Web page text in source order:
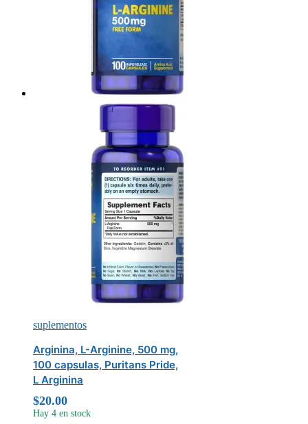
suplementos
Arginina, L-Arginine, 500 mg,
100 capsulas, Puritans Pride,
L Arginina
$20.00
Hay 4 en stock